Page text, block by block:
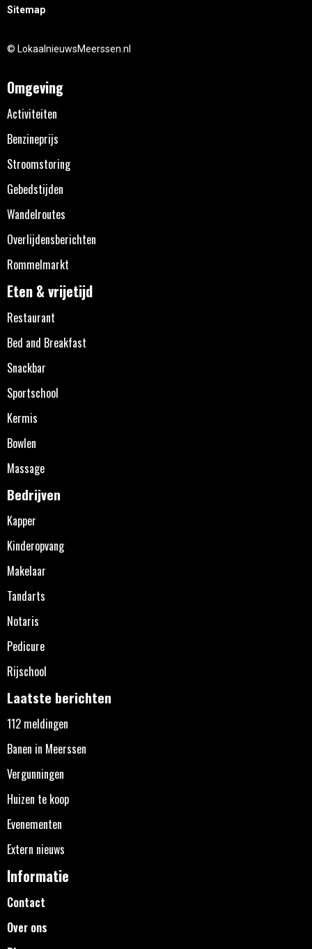
Sitemap
© LokaalnieuwsMeerssen.nl
Omgeving
Activiteiten
Benzineprijs
Stroomstoring
Gebedstijden
Wandelroutes
Overlijdensberichten
Rommelmarkt
Eten & vrijetijd
Restaurant
Bed and Breakfast
Snackbar
Sportschool
Kermis
Bowlen
Massage
Bedrijven
Kapper
Kinderopvang
Makelaar
Tandarts
Notaris
Pedicure
Rijschool
Laatste berichten
112 meldingen
Banen in Meerssen
Vergunningen
Huizen te koop
Evenementen
Extern nieuws
Informatie
Contact
Over ons